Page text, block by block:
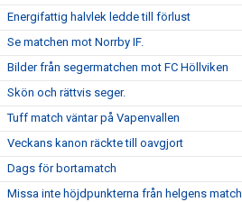
Energifattig halvlek ledde till förlust
Se matchen mot Norrby IF.
Bilder från segermatchen mot FC Höllviken
Skön och rättvis seger.
Tuff match väntar på Vapenvallen
Veckans kanon räckte till oavgjort
Dags för bortamatch
Missa inte höjdpunkterna från helgens match